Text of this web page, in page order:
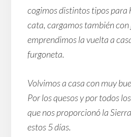
cogimos distintos tipos para
cata, cargamos también con
emprendimos la vuelta a
furgoneta.
Volvimos a casa con muy
Por los quesos y por todos
que nos proporcionó la
estos 5 días.